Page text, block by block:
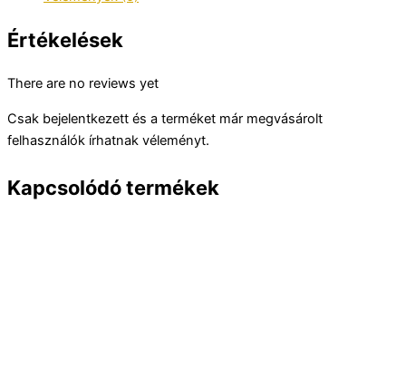
Értékelések
There are no reviews yet
Csak bejelentkezett és a terméket már megvásárolt
felhasználók írhatnak véleményt.
Kapcsolódó termékek